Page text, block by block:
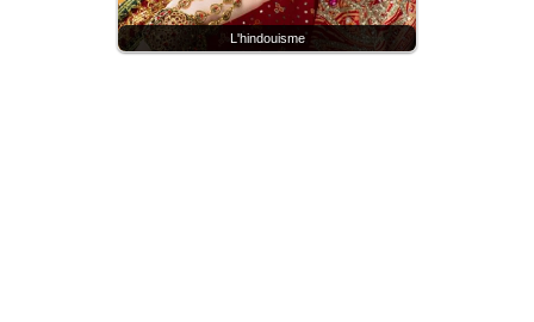
L'hindouisme